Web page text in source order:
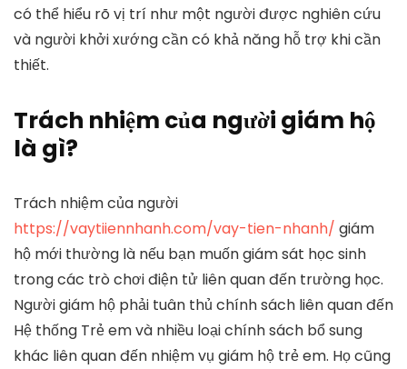
có thể hiểu rõ vị trí như một người được nghiên cứu
và người khởi xướng cần có khả năng hỗ trợ khi cần
thiết.
Trách nhiệm của người giám hộ
là gì?
Trách nhiệm của người
https://vaytiiennhanh.com/vay-tien-nhanh/ giám
hộ mới thường là nếu bạn muốn giám sát học sinh
trong các trò chơi điện tử liên quan đến trường học.
Người giám hộ phải tuân thủ chính sách liên quan đến
Hệ thống Trẻ em và nhiều loại chính sách bổ sung
khác liên quan đến nhiệm vụ giám hộ trẻ em. Họ cũng